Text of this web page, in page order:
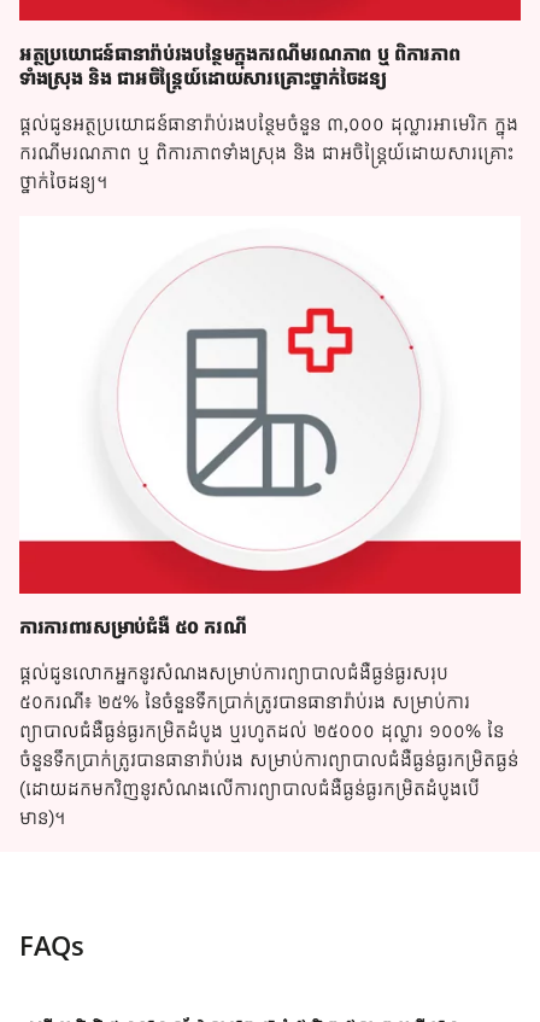
អត្ថប្រយោជន៍ធានារ៉ាប់រងបន្ថែមក្នុងករណីមរណភាព ឬ ពិការភាព
ទាំងស្រុង និង ជាអចិន្រ្តៃយ៍ដោយសារគ្រោះថ្នាក់ចៃដន្យ
ផ្តល់ជូនអត្ថប្រយោជន៍ធានារ៉ាប់រងបន្ថែមចំនួន ៣,០០០ ដុល្លារអាមេរិក​ ក្នុង
ករណីមរណភាព ឬ ពិការភាពទាំងស្រុង និង ជាអចិន្រ្តៃយ៍ដោយសារគ្រោះ
ថ្នាក់ចៃដន្យ។
ការការពារសម្រាប់ជំងឺ ៥០ ករណី
ផ្តល់ជូនលោកអ្នកនូវសំណងសម្រាប់ការព្យាបាលជំងឺធ្ងន់ធ្ងរសរុប
៥០ករណី៖ ២៥% នៃចំនួនទឹកប្រាក់ត្រូវបានធានារ៉ាប់រង សម្រាប់ការ
ព្យាបាលជំងឺធ្ងន់ធ្ងរកម្រិតដំបូង ឬរហូតដល់ ២៥០០០ ដុល្លារ ១០០% នៃ
ចំនួនទឹកប្រាក់ត្រូវបានធានារ៉ាប់រង សម្រាប់ការព្យាបាលជំងឺធ្ងន់ធ្ងរកម្រិតធ្ងន់
(ដោយដកមកវិញនូវសំណងលើការព្យាបាលជំងឺធ្ងន់ធ្ងរកម្រិតដំបូងបើ
មាន)។
FAQ​s